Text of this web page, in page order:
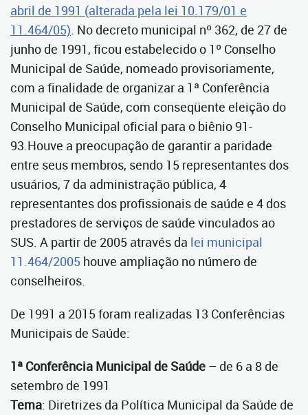
abril de 1991 (alterada pela lei 10.179/01 e
11.464/05). No decreto municipal nº 362, de 27 de
junho de 1991, ficou estabelecido o 1º Conselho
Municipal de Saúde, nomeado provisoriamente,
com a finalidade de organizar a 1ª Conferência
Municipal de Saúde, com conseqüente eleição do
Conselho Municipal oficial para o biênio 91-
93.Houve a preocupação de garantir a paridade
entre seus membros, sendo 15 representantes dos
usuários, 7 da administração pública, 4
representantes dos profissionais de saúde e 4 dos
prestadores de serviços de saúde vinculados ao
SUS. A partir de 2005 através da lei municipal
11.464/2005 houve ampliação no número de
conselheiros.
De 1991 a 2015 foram realizadas 13 Conferências
Municipais de Saúde:
1ª Conferência Municipal de Saúde – de 6 a 8 de
setembro de 1991
Tema: Diretrizes da Política Municipal da Saúde de